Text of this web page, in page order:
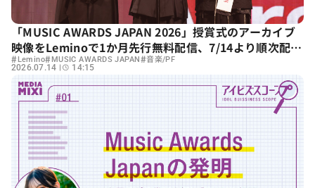
「MUSIC AWARDS JAPAN 2026」授賞式のアーカイブ
映像をLeminoで1か月先行無料配信、7/14より順次配信
開始
# Lemino# MUSIC AWARDS JAPAN #音楽/PF
2026.07.14 14:15